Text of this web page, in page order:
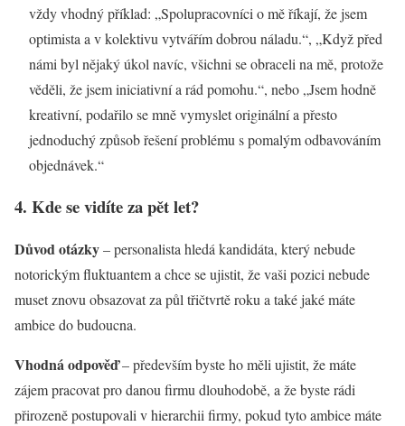
vždy vhodný příklad: „Spolupracovníci o mě říkají, že jsem
optimista a v kolektivu vytvářím dobrou náladu.“, „Když před
námi byl nějaký úkol navíc, všichni se obraceli na mě, protože
věděli, že jsem iniciativní a rád pomohu.“, nebo „Jsem hodně
kreativní, podařilo se mně vymyslet originální a přesto
jednoduchý způsob řešení problému s pomalým odbavováním
objednávek.“
4. Kde se vidíte za pět let?
Důvod otázky– personalista hledá kandidáta, který nebude
notorickým fluktuantem a chce se ujistit, že vaši pozici nebude
muset znovu obsazovat za půl třičtvrtě roku a také jaké máte
ambice do budoucna.
Vhodná odpověď– především byste ho měli ujistit, že máte
zájem pracovat pro danou firmu dlouhodobě, a že byste rádi
přirozeně postupovali v hierarchii firmy, pokud tyto ambice máte